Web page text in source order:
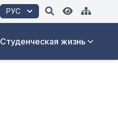
РУС
Студенческая жизнь